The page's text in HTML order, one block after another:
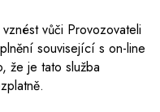
vůči Provozovateli
související s on-line
že je tato služba